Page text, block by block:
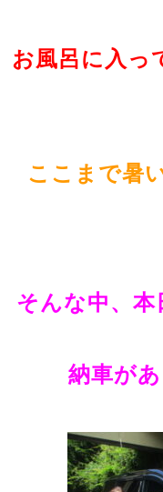
お風呂に入っ
ここまで暑
そんな中、
納車が